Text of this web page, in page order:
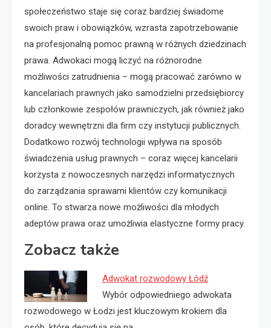
społeczeństwo staje się coraz bardziej świadome
swoich praw i obowiązków, wzrasta zapotrzebowanie
na profesjonalną pomoc prawną w różnych dziedzinach
prawa. Adwokaci mogą liczyć na różnorodne
możliwości zatrudnienia – mogą pracować zarówno w
kancelariach prawnych jako samodzielni przedsiębiorcy
lub członkowie zespołów prawniczych, jak również jako
doradcy wewnętrzni dla firm czy instytucji publicznych.
Dodatkowo rozwój technologii wpływa na sposób
świadczenia usług prawnych – coraz więcej kancelarii
korzysta z nowoczesnych narzędzi informatycznych
do zarządzania sprawami klientów czy komunikacji
online. To stwarza nowe możliwości dla młodych
adeptów prawa oraz umożliwia elastyczne formy pracy.
Zobacz także
Adwokat rozwodowy Łódź
Wybór odpowiedniego adwokata
rozwodowego w Łodzi jest kluczowym krokiem dla